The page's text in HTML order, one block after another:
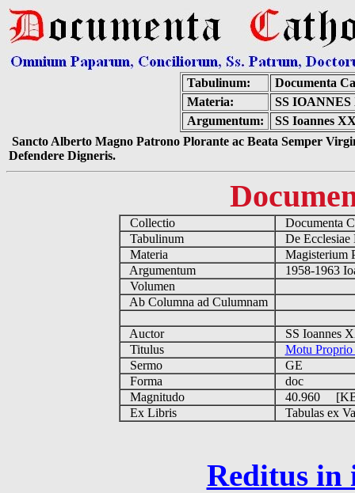
Tabulinum:
Documenta
Materia:
SS
Argumentum:
SS Ioannes
Sancto Alberto Magno Patrono Plorante ac Beata Semper
Defendere Digneris.
Collectio
Documenta
Tabulinum
De
Materia
Magisterium
Argumentum
1958-1963
Volumen
Ab Columna ad Culumnam
Auctor
SS Ioannes
Titulus
Motu
Sermo
GE
Forma
doc
Magnitudo
40.960
Ex Libris
Tabulas ex
Reditus in